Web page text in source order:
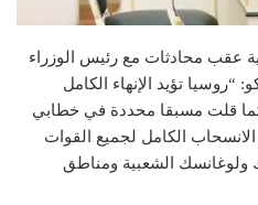
عقب محادثات مع رئيس الوزراء
“روسيا تؤيد الإنهاء الكامل
قلت مسبقا محددة في خطابي
الكامل لجميع القوات
ولوغانسك الشعبية ومناطق